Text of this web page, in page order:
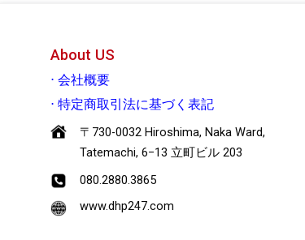
About US
⋅ 会社概要
⋅ 特定商取引法に基づく表記
〒730-0032 Hiroshima, Naka Ward,
Tatemachi, 6−13 立町ビル 203
080.2880.3865
www.dhp247.com